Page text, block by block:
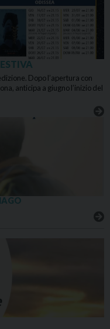
Dopo l’apertura con
anticipa a giugno l’inizio del